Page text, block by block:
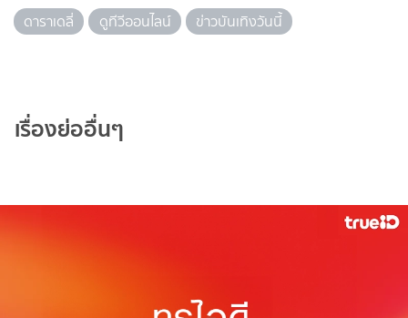
ดาราเดลี่
ดูทีวีออนไลน์ ข่าวบันเทิงวันนี้
เรื่องย่ออื่นๆ